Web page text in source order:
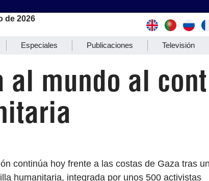
de 2026
Especiales Publicaciones Televisión
al mundo al
continúa hoy frente a las costas de Gaza tras
humanitaria, integrada por unos 500 activistas